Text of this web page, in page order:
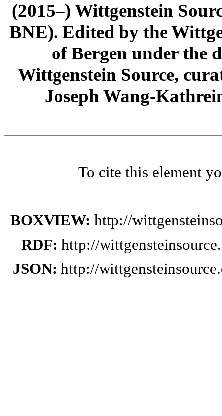
(2015–) Wittgenstein
BNE). Edited by the
of Bergen under the
Wittgenstein Source,
Joseph Wang-
To cite this element
BOXVIEW: http://
RDF: http://
JSON: http://